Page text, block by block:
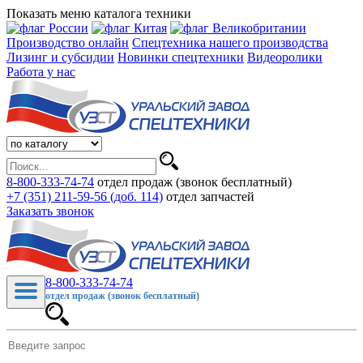
Показать меню каталога техники
Производство онлайн Спецтехника нашего производства
Лизинг и субсидии Новинки спецтехники Видеоролики
Работа у нас
8-800-333-74-74 отдел продаж (звонок бесплатный)
+7 (351) 211-59-56 (доб. 114) отдел запчастей
Заказать звонок
8-800-333-74-74
отдел продаж (звонок бесплатный)